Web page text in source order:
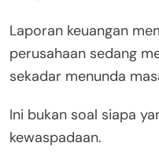
Laporan keuangan
perusahaan sedang
sekadar menunda
Ini bukan soal siapa
kewaspadaan.